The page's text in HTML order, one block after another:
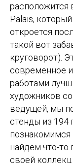
расположится
Palais,
откроется
такой вот
круговорот).
современное
работами
художников
ведущей, мы
стенды из 194
познакомимся
найдем что-
своей